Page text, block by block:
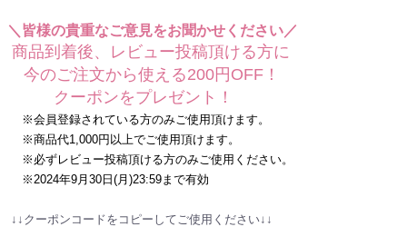
＼皆様の貴重なご意見をお聞かせください／
商品到着後、レビュー投稿頂ける方に
今のご注文から使える200円OFF！
クーポンをプレゼント！
※会員登録されている方のみご使用頂けます。
※商品代1,000円以上でご使用頂けます。
※必ずレビュー投稿頂ける方のみご使用ください。
※2024年9月30日(月)23:59まで有効
↓↓クーポンコードをコピーしてご使用ください↓↓